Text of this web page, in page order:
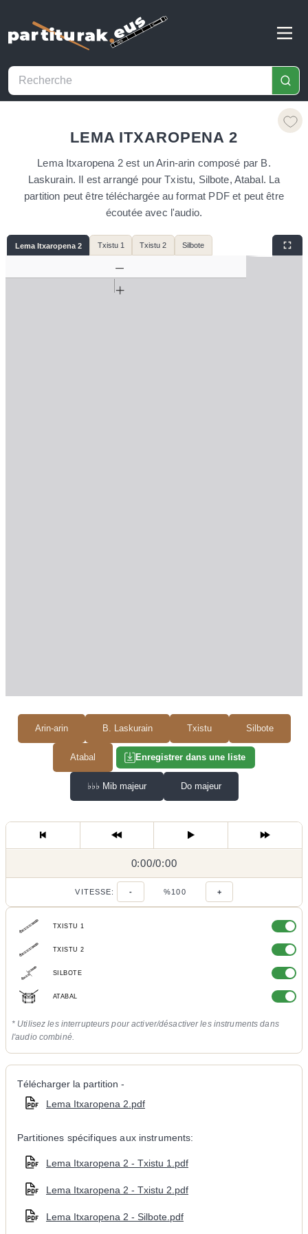
LEMA ITXAROPENA 2
Arin-arin B. Laskurain Txistu Silbote
Atabal Enregistrer dans une liste
♭♭♭ Mib majeur Do majeur
Lema Itxaropena 2 est un Arin-arin composé par B.
Laskurain. Il est arrangé pour Txistu, Silbote, Atabal. La
partition peut être téléchargée au format PDF et peut être
écoutée avec l'audio.
0:00/
0:00/0:00
VITESSE: - %100 +
TXISTU 1
TXISTU 2
SILBOTE
ATABAL
* Utilisez les interrupteurs pour activer/désactiver les instruments dans
l'audio combiné.
Télécharger la partition -
Lema Itxaropena 2.pdf
Partitiones spécifiques aux instruments:
Lema Itxaropena 2 - Txistu 1.pdf
Lema Itxaropena 2 - Txistu 2.pdf
Lema Itxaropena 2 - Silbote.pdf
Lema Itxaropena 2 Txistu 1 Txistu 2 Silbote